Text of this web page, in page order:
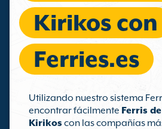
Kirikos con
Ferries.es
Utilizando nuestro sistema
encontrar fácilmente Ferris
Kirikoscon las compañías